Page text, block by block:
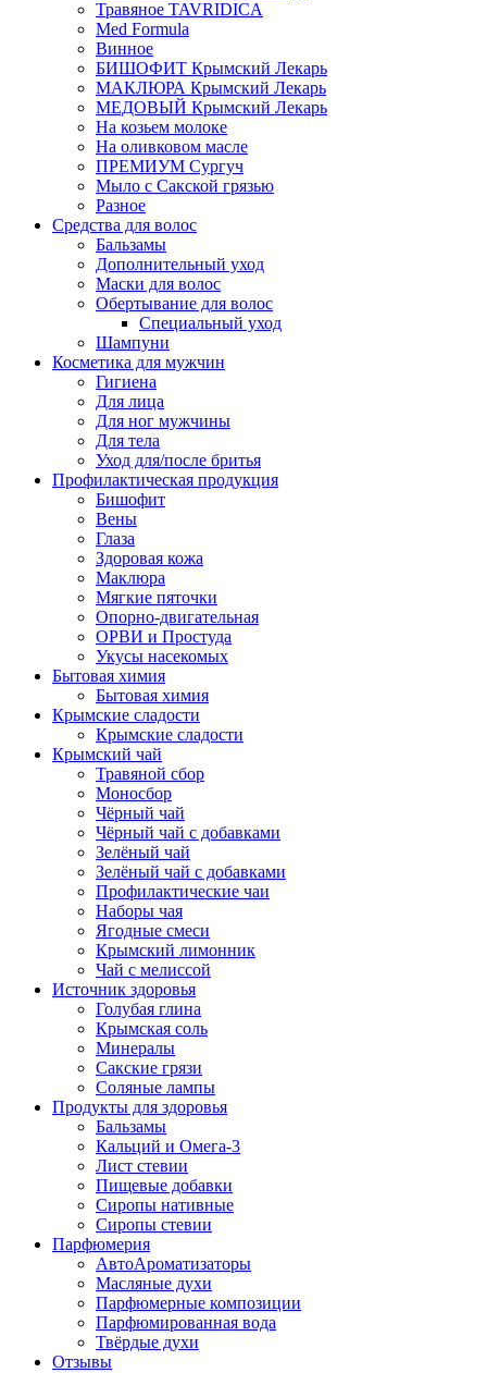
Травяное TAVRIDICA
Med Formula
Винное
БИШОФИТ Крымский Лекарь
МАКЛЮРА Крымский Лекарь
МЕДОВЫЙ Крымский Лекарь
На козьем молоке
На оливковом масле
ПРЕМИУМ Сургуч
Мыло с Сакской грязью
Разное
Средства для волос
Бальзамы
Дополнительный уход
Маски для волос
Обертывание для волос
Специальный уход
Шампуни
Косметика для мужчин
Гигиена
Для лица
Для ног мужчины
Для тела
Уход для/после бритья
Профилактическая продукция
Бишофит
Вены
Глаза
Здоровая кожа
Маклюра
Мягкие пяточки
Опорно-двигательная
ОРВИ и Простуда
Укусы насекомых
Бытовая химия
Бытовая химия
Крымские сладости
Крымские сладости
Крымский чай
Травяной сбор
Моносбор
Чёрный чай
Чёрный чай с добавками
Зелёный чай
Зелёный чай с добавками
Профилактические чаи
Наборы чая
Ягодные смеси
Крымский лимонник
Чай с мелиссой
Источник здоровья
Голубая глина
Крымская соль
Минералы
Сакские грязи
Соляные лампы
Продукты для здоровья
Бальзамы
Кальций и Омега-3
Лист стевии
Пищевые добавки
Сиропы нативные
Сиропы стевии
Парфюмерия
АвтоАроматизаторы
Масляные духи
Парфюмерные композиции
Парфюмированная вода
Твёрдые духи
Отзывы